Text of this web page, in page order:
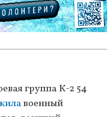
группа К-2 54
военный